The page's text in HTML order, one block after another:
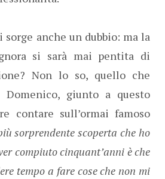
anche un dubbio: ma la
si sarà mai pentita di
Non lo so, quello che
giunto a questo
contare sull’ormai famoso
sorprendente scoperta che ho
compiuto cinquant’anni è che
tempo a fare cose che non mi